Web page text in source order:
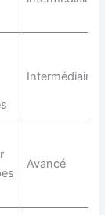
Intermédiaire
Avancé